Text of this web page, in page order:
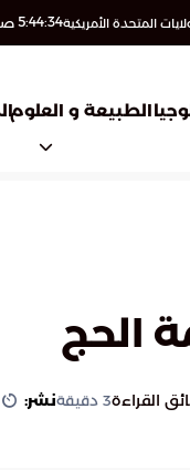
المتحدة الأمريكية5:44:35
الطبيعة و العلوم
الحج
القراءة3 دقيقةنشر: